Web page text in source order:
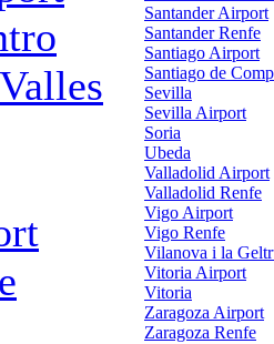
Santander Airport
Santander Renfe
Santiago Airport
Santiago de
Sevilla
Sevilla Airport
Soria
Ubeda
Valladolid Airport
Valladolid Renfe
Vigo Airport
Vigo Renfe
Vilanova i la
Vitoria Airport
Vitoria
Zaragoza Airport
Zaragoza Renfe